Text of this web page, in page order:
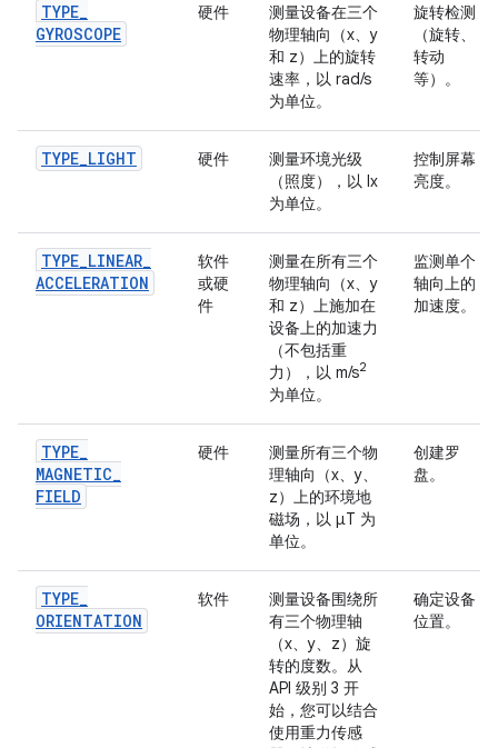
TYPE_
GYROSCOPE
硬件
测量设备在三个
物理轴向（x、y
和 z）上的旋转
速率，以 rad/s
为单位。
旋转检测
（旋转、
转动
等）。
TYPE_LIGHT 硬件
测量环境光级
（照度），以 lx
为单位。
控制屏幕
亮度。
TYPE_LINEAR_
ACCELERATION
软件
或硬
件
测量在所有三个
物理轴向（x、y
和 z）上施加在
设备上的加速力
（不包括重
力），以 m/s2
为单位。
监测单个
轴向上的
加速度。
TYPE_
MAGNETIC_
FIELD
硬件
测量所有三个物
理轴向（x、y、
z）上的环境地
磁场，以 μT 为
单位。
创建罗
盘。
TYPE_
ORIENTATION
软件
测量设备围绕所
有三个物理轴
（x、y、z）旋
转的度数。从
API 级别 3 开
始，您可以结合
使用重力传感
确定设备
位置。